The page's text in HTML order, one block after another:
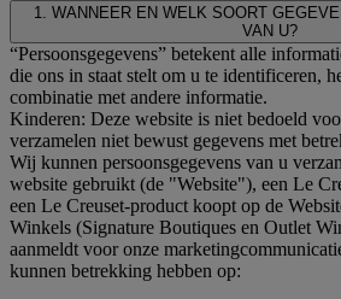
1. WANNEER EN WELK SOORT
VAN U?
“Persoonsgegevens” betekent alle
die ons in staat stelt om u te identificeren,
combinatie met andere informatie.
Kinderen: Deze website is niet bedoeld
verzamelen niet bewust gegevens met
Wij kunnen persoonsgegevens van u
website gebruikt (de "Website"), een Le
een Le Creuset-product koopt op de
Winkels (Signature Boutiques en Outlet
aanmeldt voor onze
kunnen betrekking hebben op: